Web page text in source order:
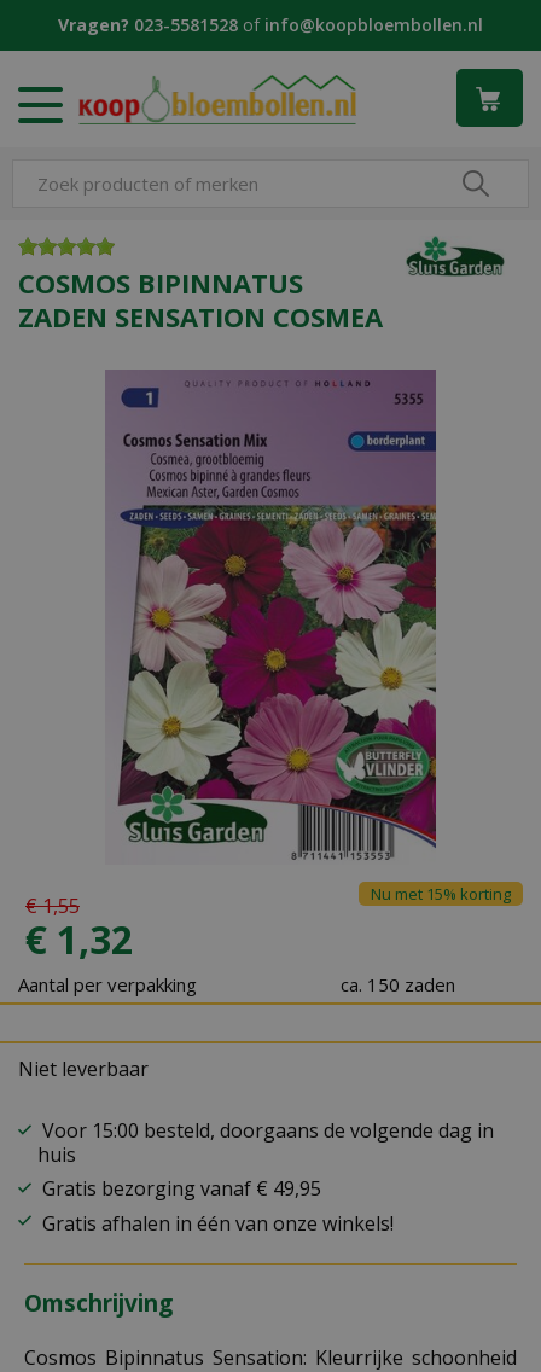
Vragen? 023-5581528 of info@koopbloembollen.nl
COSMOS BIPINNATUS
ZADEN SENSATION COSMEA
€1,55
€ 1,32
Nu met 15% korting
Aantal per verpakking ca. 150 zaden
Niet leverbaar
Voor 15:00 besteld, doorgaans de volgende dag in
huis
Gratis bezorging vanaf € 49,95
Gratis afhalen in één van onze winkels!
Omschrijving
Cosmos Bipinnatus Sensation: Kleurrijke schoonheid